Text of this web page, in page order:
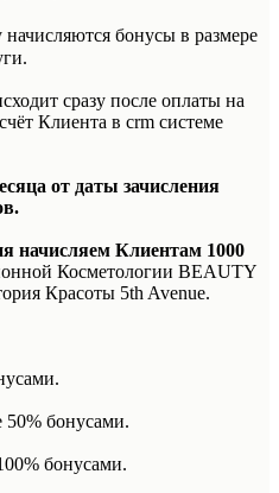
бонусы в размере
сразу после оплаты на
Клиента в crm системе
от даты зачисления
начисляем Клиентам 1000
Косметологии BEAUTY
Красоты 5th Avenue.
50% бонусами.
бонусами.